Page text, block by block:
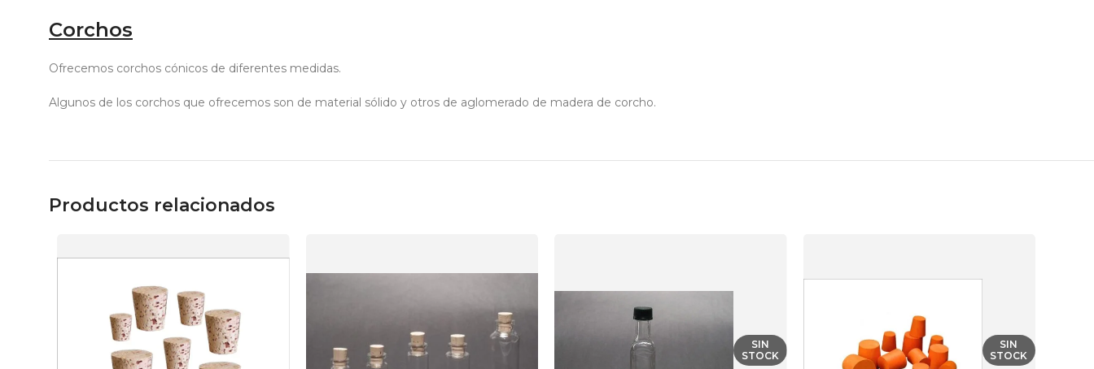
Corchos
Ofrecemos corchos cónicos de diferentes medidas.
Algunos de los corchos que ofrecemos son de material sólido y otros de aglomerado de madera de corcho.
Productos relacionados
SIN
STOCK
SIN
STOCK